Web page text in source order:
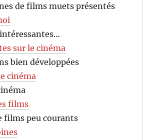
de films muets présentés
sur le cinéma
bien développées
cinéma
films
films peu courants